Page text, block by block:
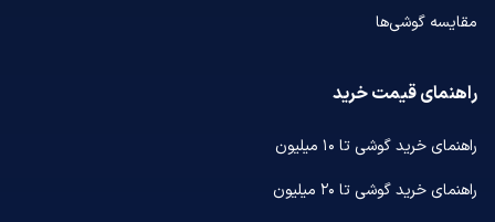
مقایسه گوشی‌ها
راهنمای قیمت خرید
راهنمای خرید گوشی تا ۱۰ میلیون
راهنمای خرید گوشی تا ۲۰ میلیون